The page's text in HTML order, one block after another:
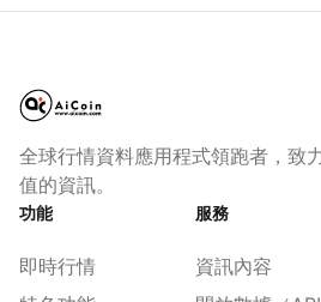
全球行情資料應用程式領跑者，致
值的資訊。
功能
即時行情
服務
資訊內容